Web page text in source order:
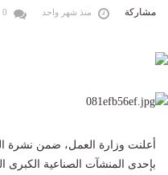
مشاركة منذ شهر واحد
أعلنت وزارة العمل، ضمن نشرة
بإحدى المنشآت الصناعية